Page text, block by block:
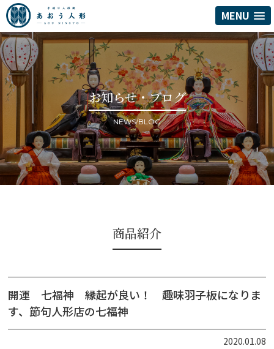
MENU
お知らせ・ブログ
NEWS/BLOG
商品紹介
開運 七福神 縁起が良い！ 趣味羽子板になりま
す、節句人形店の七福神
2020.01.08